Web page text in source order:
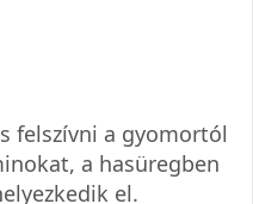
felszívni a gyomortól
a hasüregben
el.